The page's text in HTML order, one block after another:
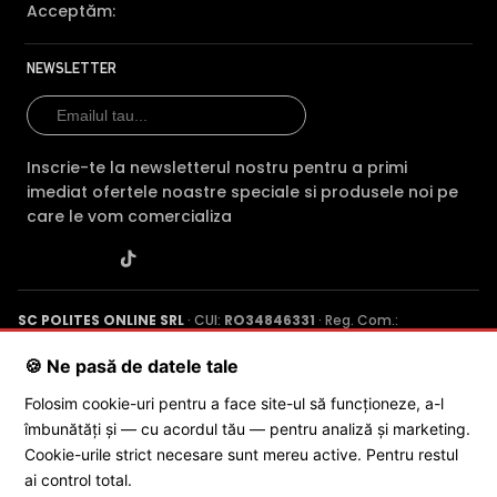
TRUE WDR (Wide Dinamic Range)
Spre deosebire de functia BLC (compensarea luminii din
exista contrast puternic de iluminare, functia TRUE WDR
oferita de senzorul de imagine al camerei DAHUA HAC-
HDW1549X-A-PRO-0280B-DIP, compenseaza atat
imaginea din prim plan, cat si imaginea de fundal.
Range), care este o functie software, care imbunatateste
imaginea in aceleasi conditii, functia True WDR care in
mod normal apar foarte intunecate, sa fie vizibile, insa
fundalul devine suprasaturat (foarte alb).
Acceptăm:
NEWSLETTER
Inscrie-te la newsletterul nostru pentru a primi
imediat ofertele noastre speciale si produsele noi pe
care le vom comercializa
SC POLITES ONLINE SRL · CUI: RO34846331 · Reg. Com.:
Poenaru, Nr. 1, Craiova, Jud. Dolj ·
© 2026 SC POLITES ONLINE SRL
🍪 Ne pasă de datele tale
Folosim cookie-uri pentru a face site-ul să funcționeze, a-l
îmbunătăți și — cu acordul tău — pentru analiză și marketing.
Cookie-urile strict necesare sunt mereu active. Pentru restul
ai control total.